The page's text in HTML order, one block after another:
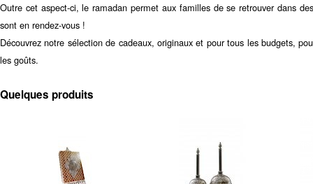
Outre cet aspect-ci, le ramadan permet aux familles de se retrouver dans
sont en rendez-vous !
Découvrez notre sélection de cadeaux, originaux et pour tous les budgets,
les goûts.
Quelques produits